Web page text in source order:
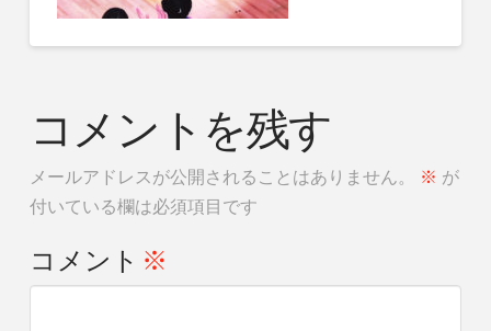
コメントを残す
メールアドレスが公開されることはありません。 ※ が
付いている欄は必須項目です
コメント※